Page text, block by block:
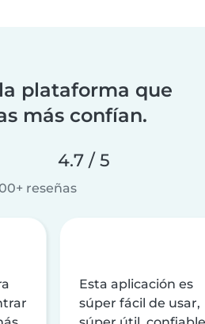
plataforma que
más confían.
4.7 / 5
reseñas
Esta aplicación es
súper fácil de usar,